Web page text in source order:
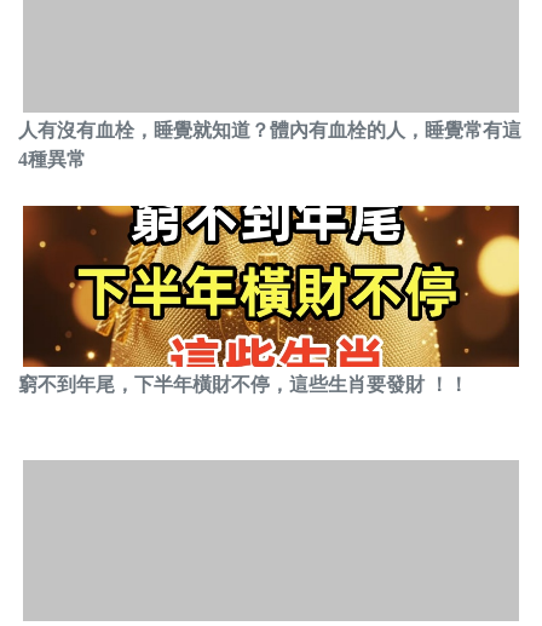
人有沒有血栓，睡覺就知道？體內有血栓的人，睡覺常有這
4種異常
窮不到年尾，下半年橫財不停，這些生肖要發財 ！！